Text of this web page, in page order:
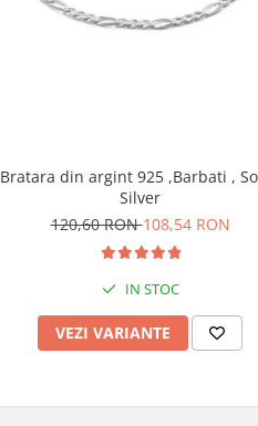
Bratara din argint 925 ,Barbati , Sonis
Silver
120,60 RON108,54 RON
IN STOC
VEZI VARIANTE